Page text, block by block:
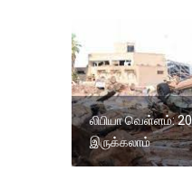
லிபியா வெள்ளம்:
இருக்கலாம்